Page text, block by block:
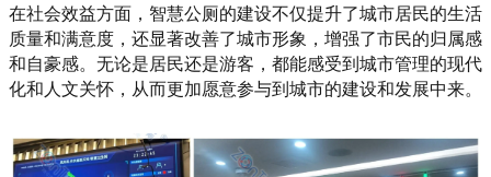
在社会效益方面，智慧公厕的建设不仅提升了城市居民的生活
质量和满意度，还显著改善了城市形象，增强了市民的归属感
和自豪感。无论是居民还是游客，都能感受到城市管理的现代
化和人文关怀，从而更加愿意参与到城市的建设和发展中来。